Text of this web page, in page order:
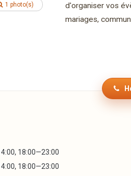
1 photo(s)
d'organiser vos
mariages,
18:00—23:00
18:00—23:00